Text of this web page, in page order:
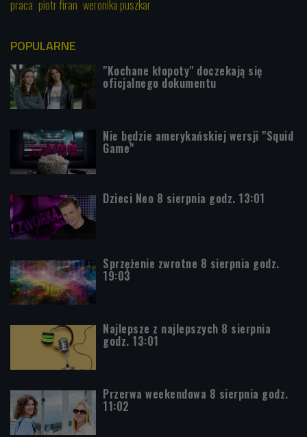
praca piotr firan weronika puszkar
POPULARNE
"Kochane kłopoty" doczekają się
oficjalnego dokumentu
Nie będzie amerykańskiej wersji "Squid
Game"
Dzieci Neo 8 sierpnia godz. 13:01
Sprzężenie zwrotne 8 sierpnia godz.
19:03
Najlepsze z najlepszych 8 sierpnia
godz. 13:01
Przerwa weekendowa 8 sierpnia godz.
11:02